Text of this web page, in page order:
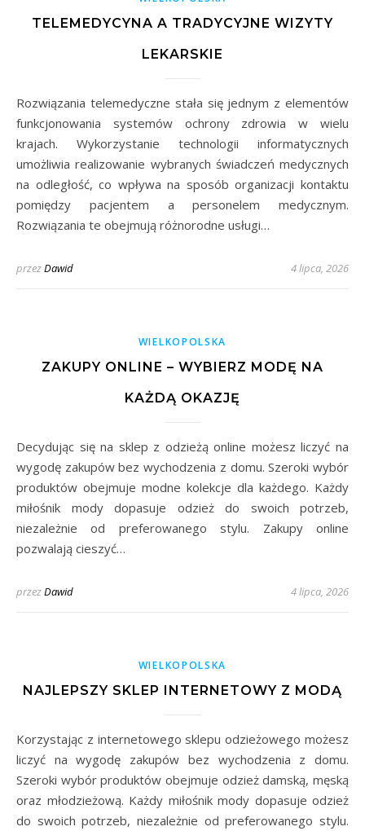
TELEMEDYCYNA A TRADYCYJNE WIZYTY
LEKARSKIE
Rozwiązania telemedyczne stała się jednym z elementów
funkcjonowania systemów ochrony zdrowia w wielu
krajach. Wykorzystanie technologii informatycznych
umożliwia realizowanie wybranych świadczeń medycznych
na odległość, co wpływa na sposób organizacji kontaktu
pomiędzy pacjentem a personelem medycznym.
Rozwiązania te obejmują różnorodne usługi…
przezDawid 4 lipca, 2026
WIELKOPOLSKA
ZAKUPY ONLINE – WYBIERZ MODĘ NA
KAŻDĄ OKAZJĘ
Decydując się na sklep z odzieżą online możesz liczyć na
wygodę zakupów bez wychodzenia z domu. Szeroki wybór
produktów obejmuje modne kolekcje dla każdego. Każdy
miłośnik mody dopasuje odzież do swoich potrzeb,
niezależnie od preferowanego stylu. Zakupy online
pozwalają cieszyć…
przezDawid 4 lipca, 2026
WIELKOPOLSKA
NAJLEPSZY SKLEP INTERNETOWY Z MODĄ
Korzystając z internetowego sklepu odzieżowego możesz
liczyć na wygodę zakupów bez wychodzenia z domu.
Szeroki wybór produktów obejmuje odzież damską, męską
oraz młodzieżową. Każdy miłośnik mody dopasuje odzież
do swoich potrzeb, niezależnie od preferowanego stylu.